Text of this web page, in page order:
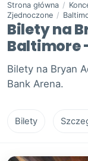
Strona główna /
Zjednoczone /
Bilety na
Baltimore
Bilety na Bryan
Bank Arena.
Bilety